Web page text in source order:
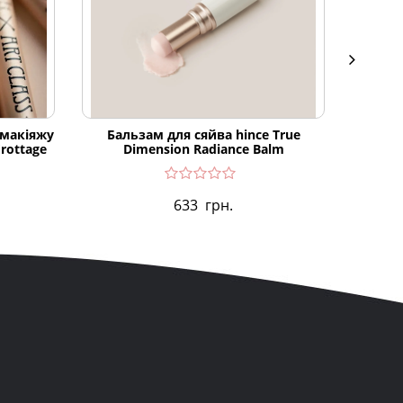
Бальзам для сяйва hince True
Dimension Radiance Balm
633 грн.